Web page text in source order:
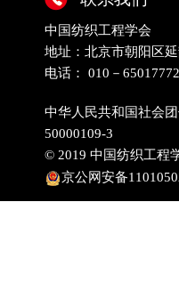
中国纺织工程学会
地址：北京市朝阳区
电话： 010－
中华人民共和国社会
50000109-3
© 2019 中国纺织工程
京公网安备